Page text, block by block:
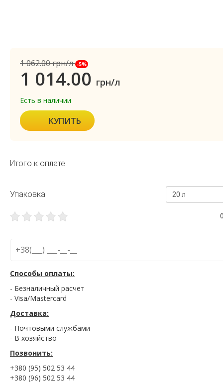
1 062.00грн/л -5%
1 014.00 грн/л
Есть в наличии
КУПИТЬ
Итого к оплате
Упаковка 20 л
Способы оплаты:
- Безналичный расчет
- Visa/Mastercard
Доставка:
- Почтовыми службами
- В хозяйство
Позвонить:
+380 (95) 502 53 44
+380 (96) 502 53 44